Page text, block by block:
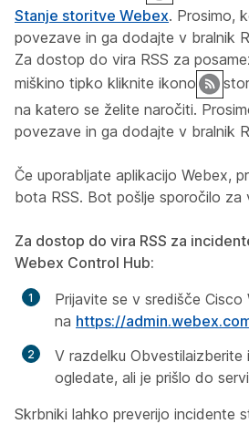
Stanje storitve Webex. Prosimo,
povezave in ga dodajte v bralnik
Za dostop do vira RSS za
miškino tipko kliknite ikono
na katero se želite naročiti.
povezave in ga dodajte v bralnik
Če uporabljate aplikacijo Webex,
bota RSS. Bot pošlje sporočilo
Za dostop do vira RSS za
Webex Control Hub:
Prijavite se v središče
na https://
V razdelku Obvestilaizberite
ogledate, ali je prišlo do
Skrbniki lahko preverijo incidente